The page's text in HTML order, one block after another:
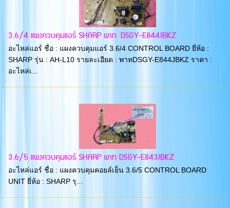
3.6/4 แผงควบคุมแอร์ SHARP พาท DSGY-E844JBKZ
อะไหล่แอร์ ชื่อ : แผงควบคุมแอร์ 3.6/4 CONTROL BOARD ยี่ห้อ :
SHARP รุ่น : AH-L10 รายละเอียด : พาทDSGY-E844JBKZ ราคา :
อะไหล่เ...
3.6/5 แผงควบคุมแอร์ SHARP พาท DSGY-E843JBKZ
อะไหล่แอร์ ชื่อ : แผงควบคุมคอยล์เย็น 3.6/5 CONTROL BOARD
UNIT ยี่ห้อ : SHARP รุ...